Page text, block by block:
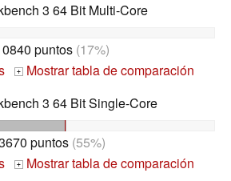
3 64 Bit Multi-Core
puntos(17%)
+
Mostrar tabla de comparación
3 64 Bit Single-Core
puntos (55%)
+
Mostrar tabla de comparación